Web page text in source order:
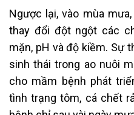
Ngược lại, vào mùa
thay đổi đột ngột các
mặn, pH và độ kiềm. Sự
sinh thái trong ao nuôi
cho mầm bệnh phát
tình trạng tôm, cá chết